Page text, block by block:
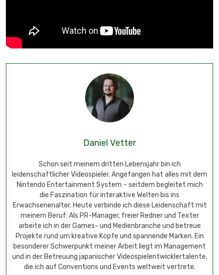
Daniel Vetter
Schon seit meinem dritten Lebensjahr bin ich
leidenschaftlicher Videospieler. Angefangen hat alles mit dem
Nintendo Entertainment System – seitdem begleitet mich
die Faszination für interaktive Welten bis ins
Erwachsenenalter. Heute verbinde ich diese Leidenschaft mit
meinem Beruf: Als PR-Manager, freier Redner und Texter
arbeite ich in der Games- und Medienbranche und betreue
Projekte rund um kreative Köpfe und spannende Marken. Ein
besonderer Schwerpunkt meiner Arbeit liegt im Management
und in der Betreuung japanischer Videospielentwicklertalente,
die ich auf Conventions und Events weltweit vertrete.